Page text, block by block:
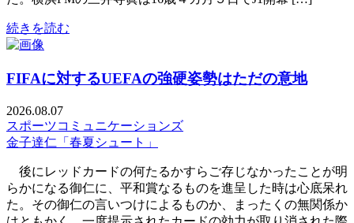
続きを読む
FIFAに対するUEFAの強硬姿勢はただの意地
2026.08.07
スポーツコミュニケーションズ
金子達仁「春夏シュート」
後にレッドカードの何たるかすらご存じなかったことが明
らかになる御仁に、平和賞なるものを進呈した時は心底呆れ
た。その御仁の言いつけによるものか、まったくの無関係か